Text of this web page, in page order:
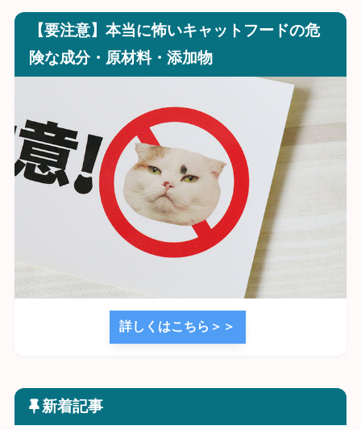
【要注意】本当に怖いキャットフードの危
険な成分・原材料・添加物
詳しくはこちら＞＞
新着記事